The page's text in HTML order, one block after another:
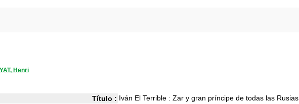
Henri
Título : Iván El Terrible : Zar y gran príncipe de todas las Rusias